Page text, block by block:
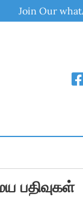
Join Our
பதிவுகள்